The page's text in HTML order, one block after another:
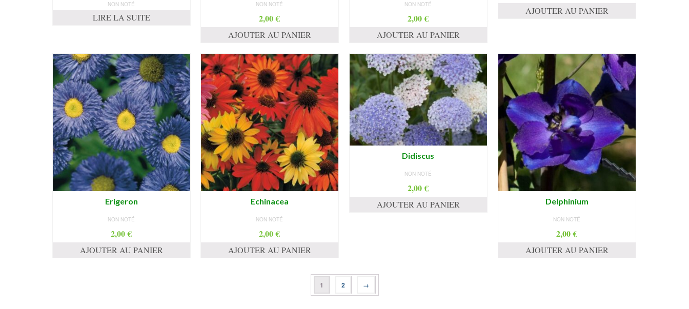
NON NOTÉ
LIRE LA SUITE
NON NOTÉ
2,00€
AJOUTER AU PANIER
NON NOTÉ
2,00€
AJOUTER AU PANIER
AJOUTER AU PANIER
Erigeron
NON NOTÉ
2,00€
AJOUTER AU PANIER
Echinacea
NON NOTÉ
2,00€
AJOUTER AU PANIER
Didiscus
NON NOTÉ
2,00€
AJOUTER AU PANIER Delphinium
NON NOTÉ
2,00€
AJOUTER AU PANIER
1 2 →